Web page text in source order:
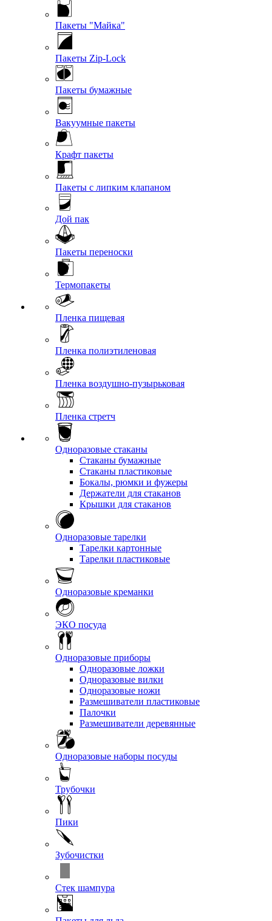
Пакеты "Майка"
Пакеты Zip-Lock
Пакеты бумажные
Вакуумные пакеты
Крафт пакеты
Пакеты с липким клапаном
Дой пак
Пакеты переноски
Термопакеты
Пленка пищевая
Пленка полиэтиленовая
Пленка воздушно-пузырьковая
Пленка стретч
Одноразовые стаканы
Стаканы бумажные
Стаканы пластиковые
Бокалы, рюмки и фужеры
Держатели для стаканов
Крышки для стаканов
Одноразовые тарелки
Тарелки картонные
Тарелки пластиковые
Одноразовые креманки
ЭКО посуда
Одноразовые приборы
Одноразовые ложки
Одноразовые вилки
Одноразовые ножи
Размешиватели пластиковые
Палочки
Размешиватели деревянные
Одноразовые наборы посуды
Трубочки
Пики
Зубочистки
Стек шампура